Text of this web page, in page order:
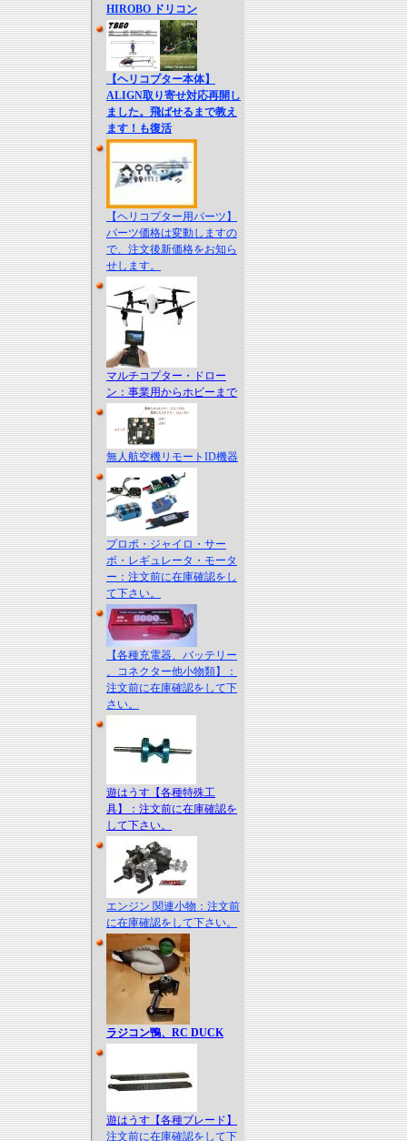
HIROBO ドリコン
【ヘリコプター本体】
ALIGN取り寄せ対応再開し
ました。飛ばせるまで教え
ます！も復活
【ヘリコプター用パーツ】
パーツ価格は変動しますの
で、注文後新価格をお知ら
せします。
マルチコプター・ドロー
ン：事業用からホビーまで
無人航空機リモートID機器
プロポ・ジャイロ・サー
ボ・レギュレータ・モータ
ー：注文前に在庫確認をし
て下さい。
【各種充電器、バッテリー
、コネクター他小物類】：
注文前に在庫確認をして下
さい。
遊はうす【各種特殊工
具】：注文前に在庫確認を
して下さい。
エンジン 関連小物：注文前
に在庫確認をして下さい。
ラジコン鴨、RC DUCK
遊はうす【各種ブレード】
注文前に在庫確認をして下